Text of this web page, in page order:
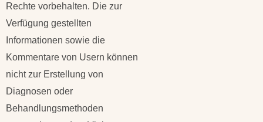
Rechte vorbehalten. Die zur
Verfügung gestellten
Informationen sowie die
Kommentare von Usern können
nicht zur Erstellung von
Diagnosen oder
Behandlungsmethoden